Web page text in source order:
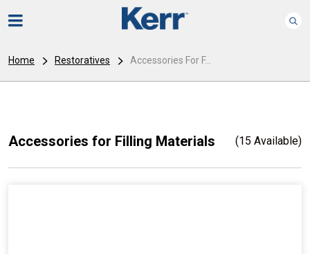
Home Restoratives Accessories For F...
Accessories for Filling Materials (15 Available)